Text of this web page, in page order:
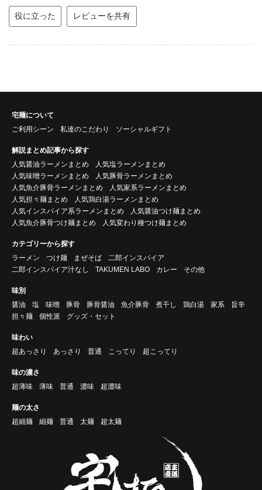
役に立った レビューを共有
宅麺について
ご利用シーン
私達のこだわり ソーシャルギフト
解説まとめ記事から探す
人気醤油ラーメンまとめ
人気塩ラーメンまとめ
人気味噌ラーメンまとめ
人気豚骨ラーメンまとめ
人気魚介豚骨ラーメンまとめ
人気家系ラーメンまとめ
人気担々麺まとめ
人気鶏白湯ラーメンまとめ
人気インスパイア系ラーメンまとめ
人気醤油つけ麺まとめ
人気魚介豚骨つけ麺まとめ
人気変わり種つけ麺まとめ
カテゴリーから探す
ラーメン
つけ麺 まぜそば
二郎インスパイア
二郎インスパイア汁なし
TAKUMEN LABO カレー その他
味別
醤油
塩 味噌 豚骨 豚骨醤油 魚介豚骨 煮干し 鶏白湯 家系
旨辛
担々麺
個性派 グッズ・セット
味わい
超あっさり
あっさり 普通 こってり 超こってり
味の濃さ
超薄味
薄味 普通 濃味 超濃味
麺の太さ
超細麺
細麺 普通 太麺 超太麺